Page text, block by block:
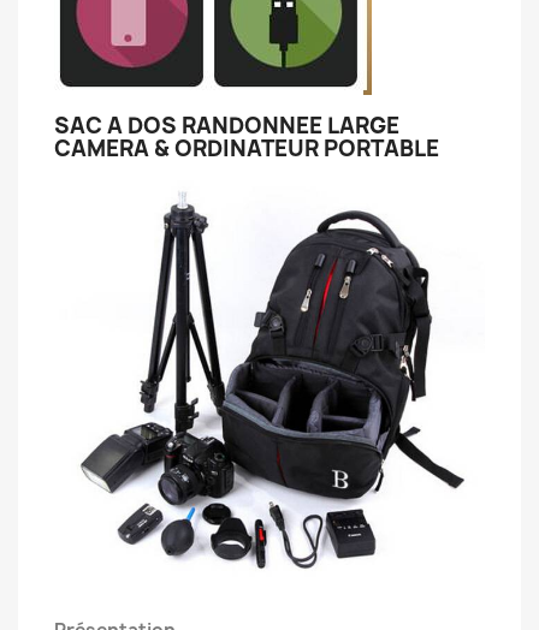
SAC A DOS RANDONNEE LARGE
CAMERA & ORDINATEUR PORTABLE